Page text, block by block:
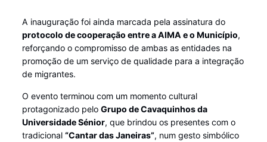
A inauguração foi ainda marcada pela assinatura do
protocolo de cooperação entre a AIMA e o Município,
reforçando o compromisso de ambas as entidades na
promoção de um serviço de qualidade para a integração
de migrantes.
O evento terminou com um momento cultural
protagonizado pelo Grupo de Cavaquinhos da
Universidade Sénior, que brindou os presentes com o
tradicional “Cantar das Janeiras”, num gesto simbólico